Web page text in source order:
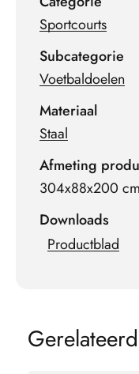
Sportcourts
Subcategorie
Voetbaldoelen
Materiaal
Staal
Afmeting
304x88x200 cm
Downloads
Productblad
Gerelateerd